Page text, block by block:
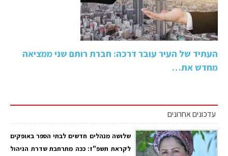
העתיד של העיר עובר דרכה: חברת רותם שני ממציאה
מחדש את…
עדכונים אחרונים
שלושה מנהלים חדשים לבתי הספר באופקים
לקראת תשפ"ז: ככה מתרחבת שדרת הניהול